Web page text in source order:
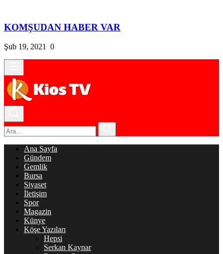
KOMŞUDAN HABER VAR
Şub 19, 2021 0
Ana Sayfa
Gündem
Gemlik
Bursa
Siyaset
İletişim
Spor
Magazin
Künye
Köşe Yazıları
Hepsi
Serkan Kaynar